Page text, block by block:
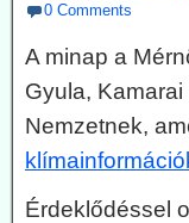
0 Comments
A minap a
Gyula,
Nemzetnek,
Érdeklődéssel